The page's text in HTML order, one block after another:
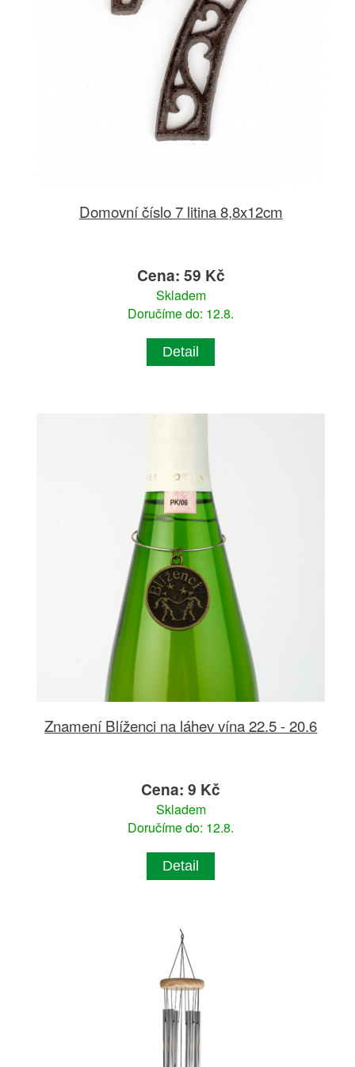
Domovní číslo 7 litina 8,8x12cm
Cena: 59 Kč
Skladem
Doručíme do: 12.8.
Detail
Znamení Blíženci na láhev vína 22.5 - 20.6
Cena: 9 Kč
Skladem
Doručíme do: 12.8.
Detail